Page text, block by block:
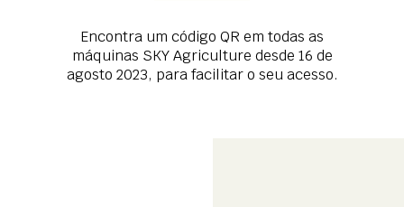
Encontra um código QR em todas as
máquinas SKY Agriculture desde 16 de
agosto 2023, para facilitar o seu acesso.